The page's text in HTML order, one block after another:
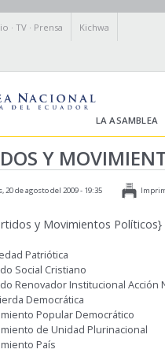
·TV · Prensa Kichwa
LA ASAMBLEA
Y
20 de agosto del 2009 - 19:35
y Movimientos Políticos}
Patriótica
Social Cristiano
Renovador Institucional Acción
Democrática
Popular Democrático
de Unidad Plurinacional
País